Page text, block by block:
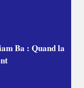
Ba : Quand la